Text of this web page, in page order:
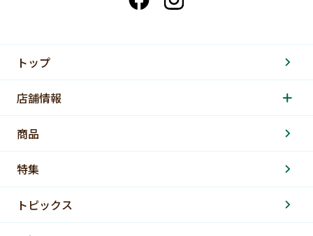
トップ
店舗情報
商品
特集
トピックス